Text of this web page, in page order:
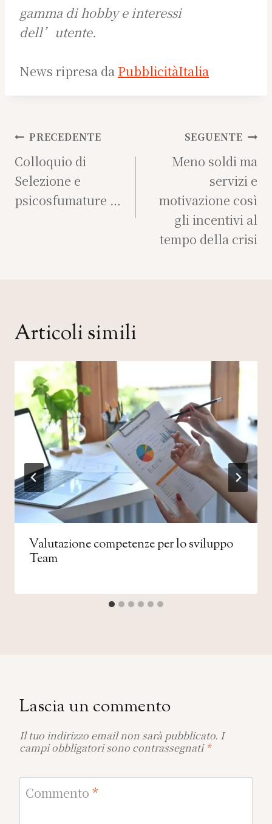
gamma di hobby e interessi
dell’utente.
News ripresa da PubblicitàItalia
Navigazione
articoli
PRECEDENTE
Colloquio di
Selezione e
psicosfumature …
SEGUENTE
Meno soldi ma
servizi e
motivazione così
gli incentivi al
tempo della crisi
Articoli simili
Valutazione competenze per lo sviluppo
Team
Lascia un commento
Il tuo indirizzo email non sarà pubblicato. I
campi obbligatori sono contrassegnati *
Commento *